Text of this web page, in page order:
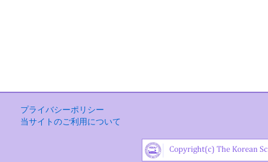
プライバシーポリシー
当サイトのご利用について